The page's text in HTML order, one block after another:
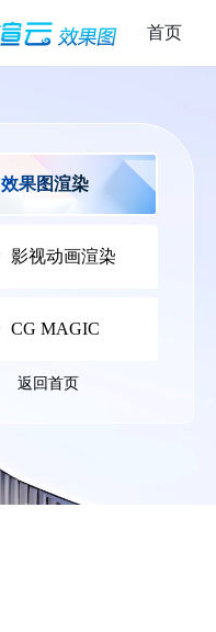
首页
效果图渲染
影视动画渲染
CG MAGIC
返回首页